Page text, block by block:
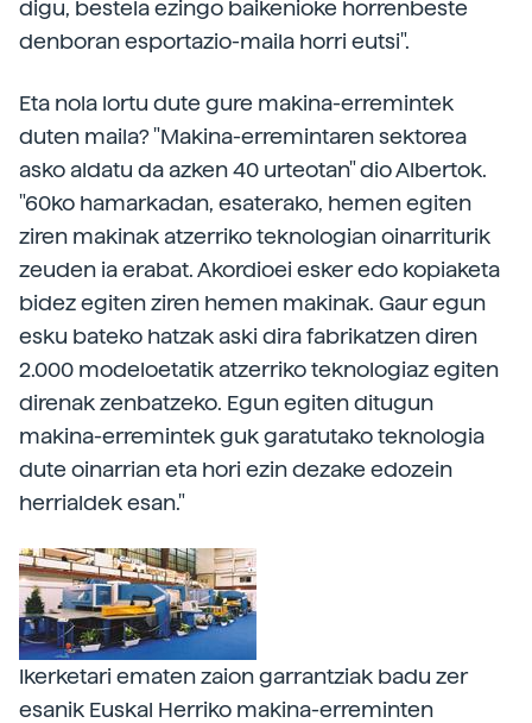
digu, bestela ezingo baikenioke horrenbeste
denboran esportazio-maila horri eutsi".
Eta nola lortu dute gure makina-erremintek
duten maila? "Makina-erremintaren sektorea
asko aldatu da azken 40 urteotan" dio Albertok.
"60ko hamarkadan, esaterako, hemen egiten
ziren makinak atzerriko teknologian oinarriturik
zeuden ia erabat. Akordioei esker edo kopiaketa
bidez egiten ziren hemen makinak. Gaur egun
esku bateko hatzak aski dira fabrikatzen diren
2.000 modeloetatik atzerriko teknologiaz egiten
direnak zenbatzeko. Egun egiten ditugun
makina-erremintek guk garatutako teknologia
dute oinarrian eta hori ezin dezake edozein
herrialdek esan."
Ikerketari ematen zaion garrantziak badu zer
esanik Euskal Herriko makina-erreminten